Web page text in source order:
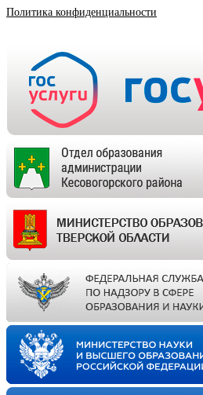
Политика конфиденциальности